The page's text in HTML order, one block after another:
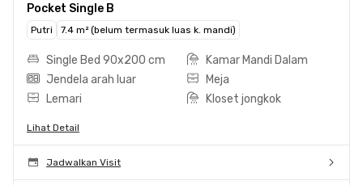
Pocket Single B
Putri 7.4 m² (belum termasuk luas k. mandi)
Single Bed 90x200 cm
Kamar Mandi Dalam
Jendela arah luar
Meja
Lemari
Kloset jongkok
Lihat Detail
Jadwalkan Visit